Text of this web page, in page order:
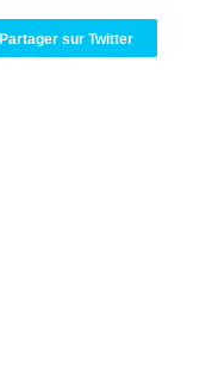
Partager sur Twitter